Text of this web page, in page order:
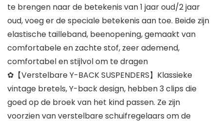
te brengen naar de betekenis van 1 jaar oud/2 jaar
oud, voeg er de speciale betekenis aan toe. Beide zijn
elastische tailleband, beenopening, gemaakt van
comfortabele en zachte stof, zeer ademend,
comfortabel en stijlvol om te dragen
✿【Verstelbare Y-BACK SUSPENDERS】Klassieke
vintage bretels, Y-back design, hebben 3 clips die
goed op de broek van het kind passen. Ze zijn
voorzien van verstelbare schuifregelaars om de